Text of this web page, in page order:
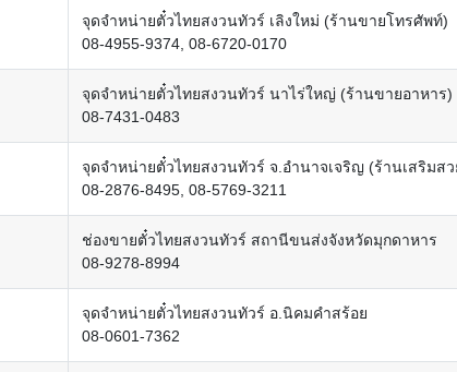
จุดจำหน่ายตั๋วไทยสงวนทัวร์ เลิงใหม่ (ร้านขายโทรศัพท์)
08-4955-9374, 08-6720-0170
จุดจำหน่ายตั๋วไทยสงวนทัวร์ นาไร่ใหญ่ (ร้านขายอาหาร)
08-7431-0483
จุดจำหน่ายตั๋วไทยสงวนทัวร์ จ.อำนาจเจริญ (ร้านเสริมสว
08-2876-8495, 08-5769-3211
ช่องขายตั๋วไทยสงวนทัวร์ สถานีขนส่งจังหวัดมุกดาหาร
08-9278-8994
จุดจำหน่ายตั๋วไทยสงวนทัวร์ อ.นิคมคำสร้อย
08-0601-7362